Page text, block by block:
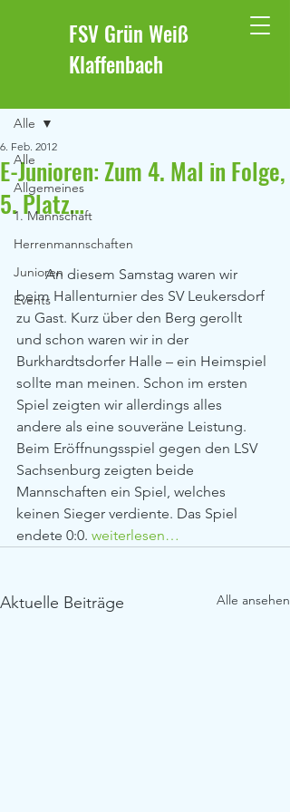
FSV Grün Weiß
Klaffenbach
Alle
Allgemeines
1. Mannschaft
Herrenmannschaften
Junioren
Events
Alle
E-Junioren: Zum 4. Mal in Folge,
5. Platz…
6. Feb. 2012
        An diesem Samstag waren wir
beim Hallenturnier des SV Leukersdorf
zu Gast. Kurz über den Berg gerollt
und schon waren wir in der
Burkhardtsdorfer Halle – ein Heimspiel
sollte man meinen. Schon im ersten
Spiel zeigten wir allerdings alles
andere als eine souveräne Leistung.
Beim Eröffnungsspiel gegen den LSV
Sachsenburg zeigten beide
Mannschaften ein Spiel, welches
keinen Sieger verdiente. Das Spiel
endete 0:0. weiterlesen…
Aktuelle Beiträge Alle ansehen